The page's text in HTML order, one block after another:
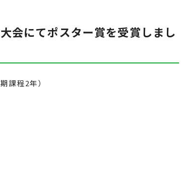
会にてポスター賞を受賞しまし
課程2年）